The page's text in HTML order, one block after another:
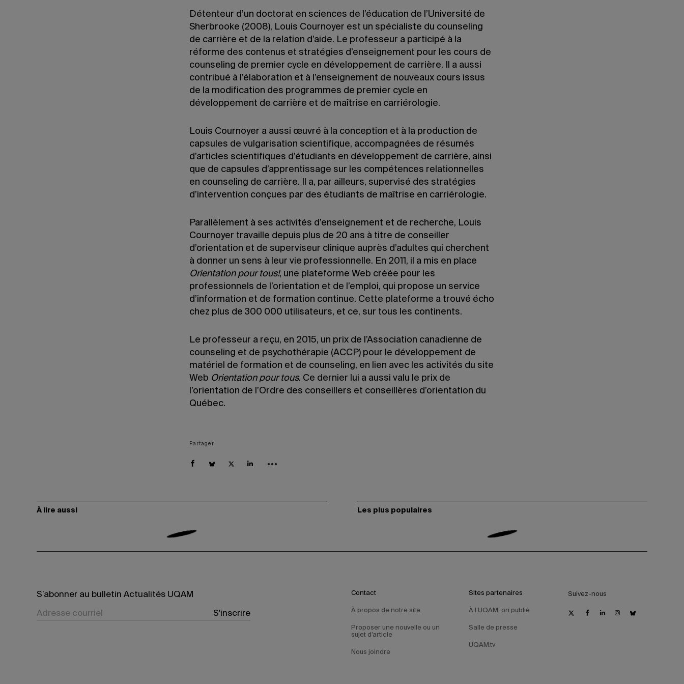
Détenteur d’un doctorat en sciences de l’éducation de l’Université de
Sherbrooke (2008), Louis Cournoyer est un spécialiste du counseling
de carrière et de la relation d’aide. Le professeur a participé à la
réforme des contenus et stratégies d’enseignement pour les cours de
counseling de premier cycle en développement de carrière. Il a aussi
contribué à l’élaboration et à l’enseignement de nouveaux cours issus
de la modification des programmes de premier cycle en
développement de carrière et de maîtrise en carriérologie.
Louis Cournoyer a aussi œuvré à la conception et à la production de
capsules de vulgarisation scientifique, accompagnées de résumés
d’articles scientifiques d’étudiants en développement de carrière, ainsi
que de capsules d’apprentissage sur les compétences relationnelles
en counseling de carrière. Il a, par ailleurs, supervisé des stratégies
d’intervention conçues par des étudiants de maîtrise en carriérologie.
Parallèlement à ses activités d’enseignement et de recherche, Louis
Cournoyer travaille depuis plus de 20 ans à titre de conseiller
d’orientation et de superviseur clinique auprès d’adultes qui cherchent
à donner un sens à leur vie professionnelle. En 2011, il a mis en place
Orientation pour tous!, une plateforme Web créée pour les
professionnels de l’orientation et de l’emploi, qui propose un service
d’information et de formation continue. Cette plateforme a trouvé écho
chez plus de 300 000 utilisateurs, et ce, sur tous les continents.
Le professeur a reçu, en 2015, un prix de l’Association canadienne de
counseling et de psychothérapie (ACCP) pour le développement de
matériel de formation et de counseling, en lien avec les activités du site
Web Orientation pour tous. Ce dernier lui a aussi valu le prix de
l’orientation de l’Ordre des conseillers et conseillères d’orientation du
Québec.
Partager
À lire aussi Les plus populaires
S’abonner au bulletin Actualités UQAM
S'inscrire
Contact
À propos de notre site
Proposer une nouvelle ou un
sujet d’article
Nous joindre
Sites partenaires
À l’UQAM, on publie
Salle de presse
UQAM.tv
Suivez-nous